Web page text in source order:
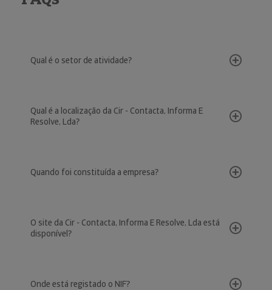
Qual é o setor de atividade?
Qual é a localização da Cir - Contacta, Informa E
Resolve, Lda?
Quando foi constituída a empresa?
O site da Cir - Contacta, Informa E Resolve, Lda está
disponível?
Onde está registado o NIF?